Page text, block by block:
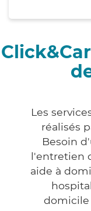
Les
réalisés
Besoin
l'entretien
aide à
domicile